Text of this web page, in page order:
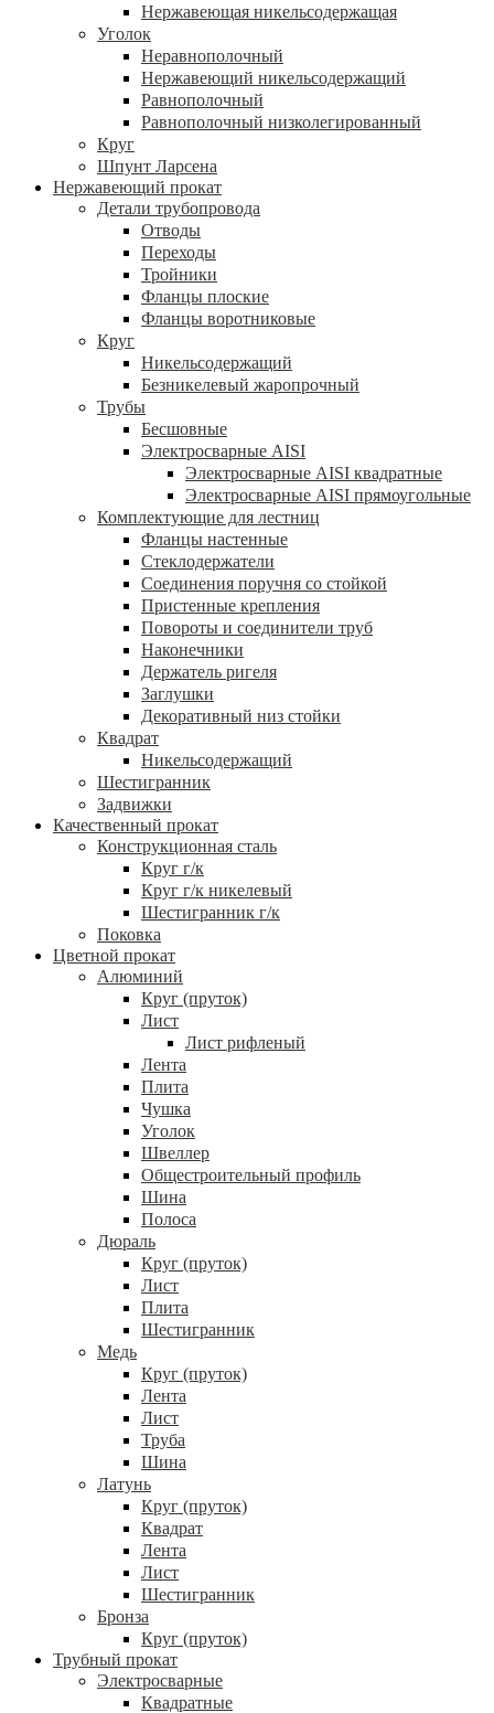
Нержавеющая никельсодержащая
Уголок
Неравнополочный
Нержавеющий никельсодержащий
Равнополочный
Равнополочный низколегированный
Круг
Шпунт Ларсена
Нержавеющий прокат
Детали трубопровода
Отводы
Переходы
Тройники
Фланцы плоские
Фланцы воротниковые
Круг
Никельсодержащий
Безникелевый жаропрочный
Трубы
Бесшовные
Электросварные AISI
Электросварные AISI квадратные
Электросварные AISI прямоугольные
Комплектующие для лестниц
Фланцы настенные
Стеклодержатели
Соединения поручня со стойкой
Пристенные крепления
Повороты и соединители труб
Наконечники
Держатель ригеля
Заглушки
Декоративный низ стойки
Квадрат
Никельсодержащий
Шестигранник
Задвижки
Качественный прокат
Конструкционная сталь
Круг г/к
Круг г/к никелевый
Шестигранник г/к
Поковка
Цветной прокат
Алюминий
Круг (пруток)
Лист
Лист рифленый
Лента
Плита
Чушка
Уголок
Швеллер
Общестроительный профиль
Шина
Полоса
Дюраль
Круг (пруток)
Лист
Плита
Шестигранник
Медь
Круг (пруток)
Лента
Лист
Труба
Шина
Латунь
Круг (пруток)
Квадрат
Лента
Лист
Шестигранник
Бронза
Круг (пруток)
Трубный прокат
Электросварные
Квадратные